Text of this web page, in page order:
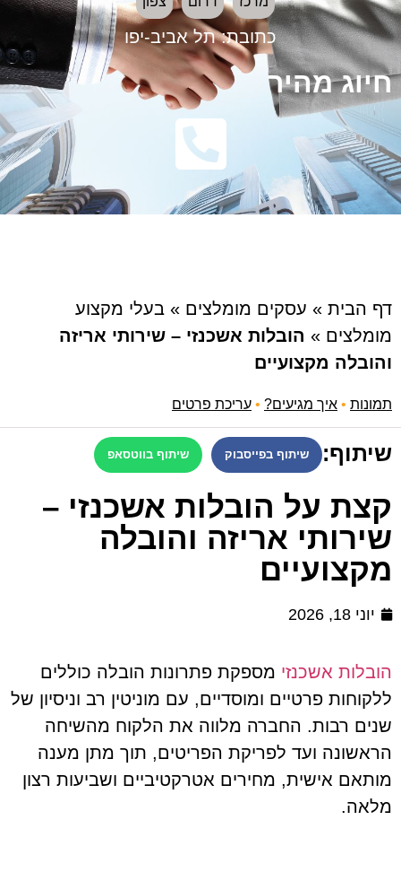
כתובת:תל אביב-יפו
חיוג מהיר
דף הבית » עסקים מומלצים » בעלי מקצוע
מומלצים » הובלות אשכנזי – שירותי אריזה
והובלה מקצועיים
תמונות • איך מגיעים? • עריכת פרטים
שיתוף: שיתוף בפייסבוק שיתוף בווטסאפ
קצת על הובלות אשכנזי –
שירותי אריזה והובלה
מקצועיים
יוני 18, 2026
הובלות אשכנזי מספקת פתרונות הובלה כוללים
ללקוחות פרטיים ומוסדיים, עם מוניטין רב וניסיון של
שנים רבות. החברה מלווה את הלקוח מהשיחה
הראשונה ועד לפריקת הפריטים, תוך מתן מענה
מותאם אישית, מחירים אטרקטיביים ושביעות רצון
מלאה.